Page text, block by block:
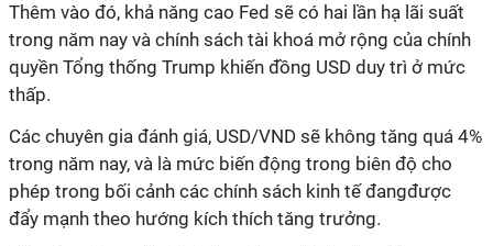
Thêm vào đó, khả năng cao Fed sẽ có hai lần hạ lãi suất
trong năm nay và chính sách tài khoá mở rộng của chính
quyền Tổng thống Trump khiến đồng USD duy trì ở mức
thấp.
Các chuyên gia đánh giá, USD/VND sẽ không tăng quá 4%
trong năm nay, và là mức biến động trong biên độ cho
phép trong bối cảnh các chính sách kinh tế đangđược
đẩy mạnh theo hướng kích thích tăng trưởng.